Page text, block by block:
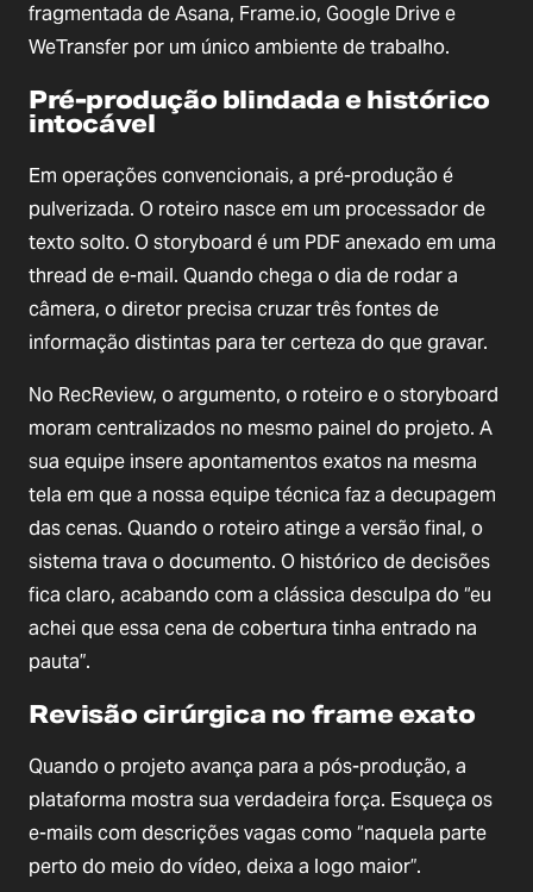
fragmentada de Asana, Frame.io, Google Drive e
WeTransfer por um único ambiente de trabalho.
Pré-produção blindada e histórico
intocável
Em operações convencionais, a pré-produção é
pulverizada. O roteiro nasce em um processador de
texto solto. O storyboard é um PDF anexado em uma
thread de e-mail. Quando chega o dia de rodar a
câmera, o diretor precisa cruzar três fontes de
informação distintas para ter certeza do que gravar.
No RecReview, o argumento, o roteiro e o storyboard
moram centralizados no mesmo painel do projeto. A
sua equipe insere apontamentos exatos na mesma
tela em que a nossa equipe técnica faz a decupagem
das cenas. Quando o roteiro atinge a versão final, o
sistema trava o documento. O histórico de decisões
fica claro, acabando com a clássica desculpa do “eu
achei que essa cena de cobertura tinha entrado na
pauta”.
Revisão cirúrgica no frame exato
Quando o projeto avança para a pós-produção, a
plataforma mostra sua verdadeira força. Esqueça os
e-mails com descrições vagas como “naquela parte
perto do meio do vídeo, deixa a logo maior”.